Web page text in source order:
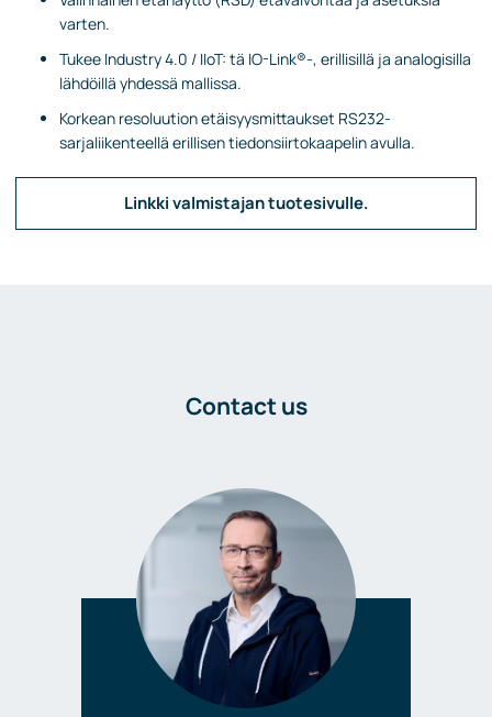
varten.
Tukee Industry 4.0 / IIoT: tä IO-Link®-, erillisillä ja analogisilla
lähdöillä yhdessä mallissa.
Korkean resoluution etäisyysmittaukset RS232-
sarjaliikenteellä erillisen tiedonsiirtokaapelin avulla.
Linkki valmistajan tuotesivulle.
Contact us